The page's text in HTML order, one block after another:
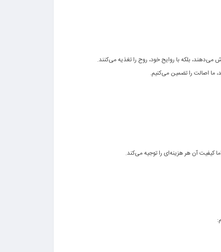
ما اصالت را تضمین می‌کنیم.
کیفیت آن هر هزینه‌ای را توجیه می‌کند.